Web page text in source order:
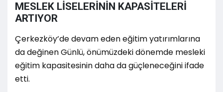
MESLEK LİSELERİNİN KAPASİTELERİ
ARTIYOR
Çerkezköy’de devam eden eğitim yatırımlarına
da değinen Günlü, önümüzdeki dönemde mesleki
eğitim kapasitesinin daha da güçleneceğini ifade
etti.